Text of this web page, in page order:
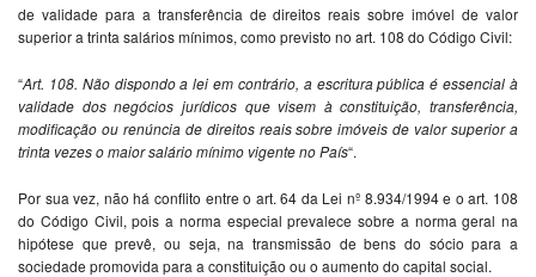
de validade para a transferência de direitos reais sobre imóvel de valor
superior a trinta salários mínimos, como previsto no art. 108 do Código Civil:
“Art. 108. Não dispondo a lei em contrário, a escritura pública é essencial à
validade dos negócios jurídicos que visem à constituição, transferência,
modificação ou renúncia de direitos reais sobre imóveis de valor superior a
trinta vezes o maior salário mínimo vigente no País“.
Por sua vez, não há conflito entre o art. 64 da Lei nº 8.934/1994 e o art. 108
do Código Civil, pois a norma especial prevalece sobre a norma geral na
hipótese que prevê, ou seja, na transmissão de bens do sócio para a
sociedade promovida para a constituição ou o aumento do capital social.